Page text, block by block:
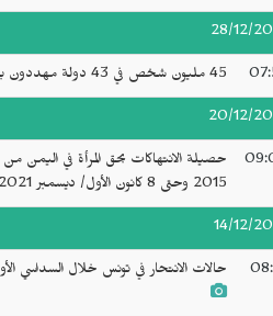
28/12/
45 مليون شخص في 43 دولة مهددون بالمجاعة
20/12/
2015 وحتى 8 كانون الأول/ ديسمبر 2021
14/12/
حالات الانتحار في تونس خلال السداسي